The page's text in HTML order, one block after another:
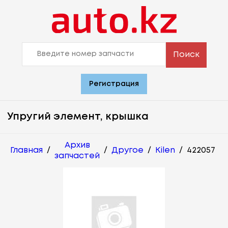
Поиск
Регистрация
Упругий элемент, крышка
Главная /
Архив
запчастей
/ Другое / Kilen / 422057